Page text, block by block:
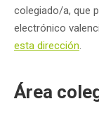
colegiado/a, que
electrónico
esta dirección.
Área